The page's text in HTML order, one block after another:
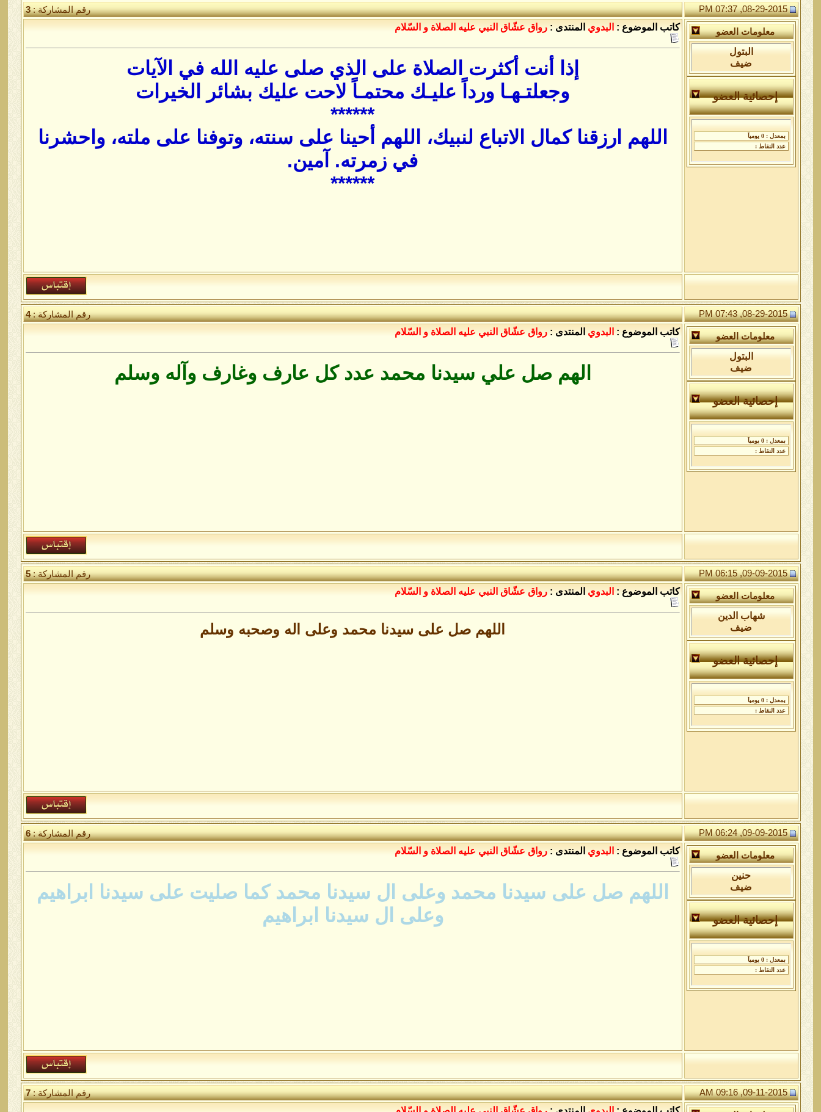
08-29-2015, 07:37 PM رقم المشاركة :3
معلومات العضو
البتول
ضيف
إحصائية العضو
كاتب الموضوع : البدوي المنتدى : رواق عشّاق النبي عليه الصلاة و السّلام
إذا أنت أكثرت الصلاة على الذي صلى عليه الله في الآيات
وجعلتـهـا ورداً عليـك محتمـاً لاحت عليك بشائر الخيرات
******
اللهم ارزقنا كمال الاتباع لنبيك، اللهم أحينا على سنته، وتوفنا على ملته، واحشرنا
في زمرته. آمين.
******
08-29-2015, 07:43 PM رقم المشاركة :4
معلومات العضو
البتول
ضيف
إحصائية العضو
كاتب الموضوع : البدوي المنتدى : رواق عشّاق النبي عليه الصلاة و السّلام
الهم صل علي سيدنا محمد عدد كل عارف وغارف وآله وسلم
09-09-2015, 06:15 PM رقم المشاركة :5
معلومات العضو
شهاب الدين
ضيف
إحصائية العضو
كاتب الموضوع : البدوي المنتدى : رواق عشّاق النبي عليه الصلاة و السّلام
اللهم صل على سيدنا محمد وعلى اله وصحبه وسلم
09-09-2015, 06:24 PM رقم المشاركة :6
معلومات العضو
حنين
ضيف
إحصائية العضو
كاتب الموضوع : البدوي المنتدى : رواق عشّاق النبي عليه الصلاة و السّلام
اللهم صل على سيدنا محمد وعلى ال سيدنا محمد كما صليت على سيدنا ابراهيم
وعلى ال سيدنا ابراهيم
09-11-2015, 09:16 AM رقم المشاركة :7